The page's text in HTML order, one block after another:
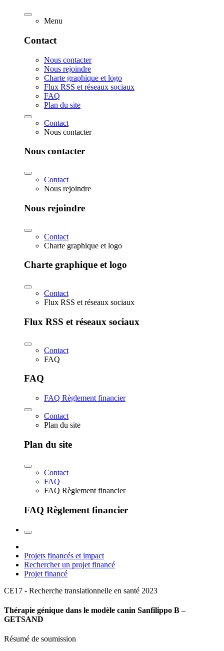
Menu
Contact
Nous contacter
Nous rejoindre
Charte graphique et logo
Flux RSS et réseaux sociaux
FAQ
Plan du site
Contact
Nous contacter
Nous contacter
Contact
Nous rejoindre
Nous rejoindre
Contact
Charte graphique et logo
Charte graphique et logo
Contact
Flux RSS et réseaux sociaux
Flux RSS et réseaux sociaux
Contact
FAQ
FAQ
FAQ Règlement financier
Contact
Plan du site
Plan du site
Contact
FAQ
FAQ Règlement financier
FAQ Règlement financier
Projets financés et impact
Rechercher un projet financé
Projet financé
CE17 - Recherche translationnelle en santé 2023
Thérapie génique dans le modèle canin Sanfilippo B –
GETSAND
Résumé de soumission